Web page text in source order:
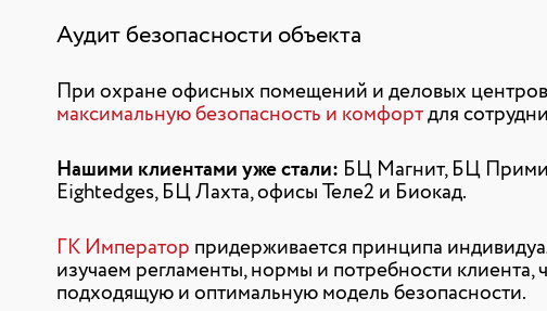
Аудит безопасности объекта
При охране офисных помещений и деловых
максимальную безопасность и комфортдля
Нашими клиентами уже стали: БЦ Магнит, БЦ
Eightedges, БЦ Лахта, офисы Теле2 и Биокад.
ГК Император придерживается принципа
изучаем регламенты, нормы и потребности
подходящую и оптимальную модель безопасности.